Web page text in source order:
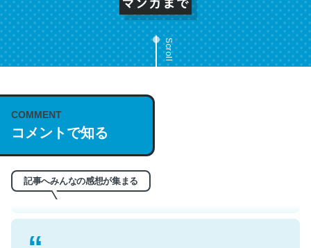
Scroll
COMMENT
コメントで知る
記事へみんなの感想が集まる
これは名文。彼はとてもクレバーなんだろうなと凄く思
う。英語少しでも読める人は原文もお勧め。自分はこの流
れ好き。Let’s Fucking Go. Then Covid hit. Shit.